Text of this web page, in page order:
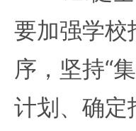
要加强学校
序，坚持“
计划、确定